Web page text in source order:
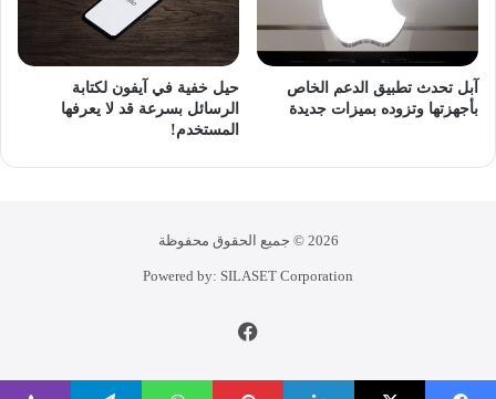
آبل تحدث تطبيق الدعم الخاص
بأجهزتها وتزوده بميزات جديدة
حيل خفية في آيفون لكتابة
الرسائل بسرعة قد لا يعرفها
المستخدم!
2026 © جميع الحقوق محفوظة
Powered by: SILASET Corporation
فيسبوك